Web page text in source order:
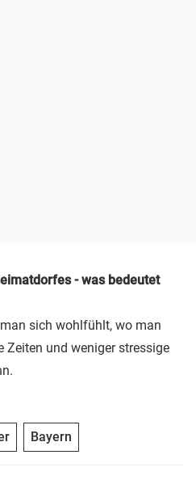
- was bedeutet
sich wohlfühlt, wo man
Zeiten und weniger stressige
Bayern